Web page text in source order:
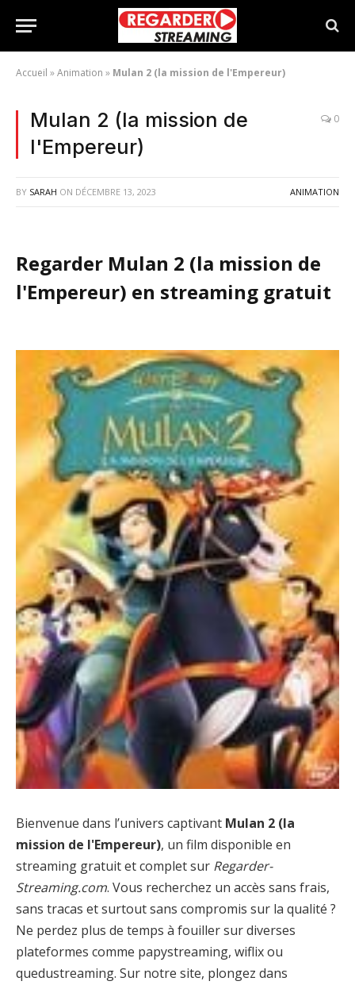
Accueil »Animation » Mulan 2 (la mission de l'Empereur)
Mulan 2 (la mission de
l'Empereur)
0
BY SARAH ON DÉCEMBRE 13, 2023 ANIMATION
Regarder Mulan 2 (la mission de
l'Empereur) en streaming gratuit
Bienvenue dans l’univers captivant Mulan 2 (la
mission de l'Empereur), un film disponible en
streaming gratuit et complet sur Regarder-
Streaming.com. Vous recherchez un accès sans frais,
sans tracas et surtout sans compromis sur la qualité ?
Ne perdez plus de temps à fouiller sur diverses
plateformes comme papystreaming, wiflix ou
quedustreaming. Sur notre site, plongez dans